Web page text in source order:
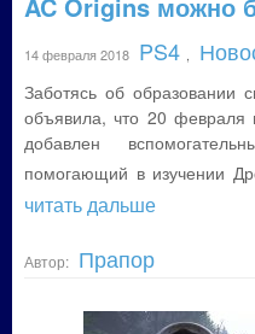
14 февраля 2018 PS4
Заботясь об образовании
объявила, что 20 февраля
добавлен
помогающий в изучении
читать дальше
Автор: Прапор